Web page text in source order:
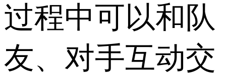
过程中可以和队
友、对手互动交